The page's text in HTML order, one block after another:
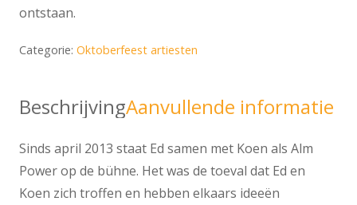
ontstaan.
Categorie: Oktoberfeest artiesten
BeschrijvingAanvullende informatie
Sinds april 2013 staat Ed samen met Koen als Alm
Power op de bühne. Het was de toeval dat Ed en
Koen zich troffen en hebben elkaars ideeën